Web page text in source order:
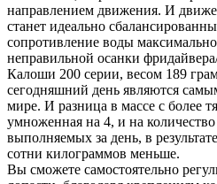
направлением движения. И
станет идеально
сопротивление воды
неправильной осанки
Калоши 200 серии, весом 189
сегодняшний день являются
мире. И разница в массе с более
умноженная на 4, и на
выполняемых за день, в
сотни килограммов меньше.
Вы сможете самостоятельно